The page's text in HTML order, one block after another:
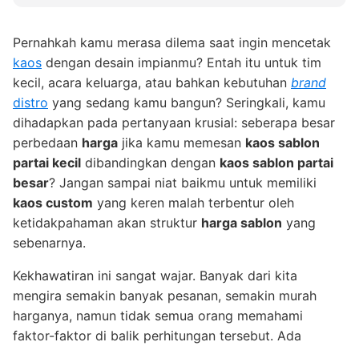
Pernahkah kamu merasa dilema saat ingin mencetak
kaos dengan desain impianmu? Entah itu untuk tim
kecil, acara keluarga, atau bahkan kebutuhan brand
distro yang sedang kamu bangun? Seringkali, kamu
dihadapkan pada pertanyaan krusial: seberapa besar
perbedaan harga jika kamu memesan kaos sablon
partai kecil dibandingkan dengan kaos sablon partai
besar? Jangan sampai niat baikmu untuk memiliki
kaos custom yang keren malah terbentur oleh
ketidakpahaman akan struktur harga sablon yang
sebenarnya.
Kekhawatiran ini sangat wajar. Banyak dari kita
mengira semakin banyak pesanan, semakin murah
harganya, namun tidak semua orang memahami
faktor-faktor di balik perhitungan tersebut. Ada